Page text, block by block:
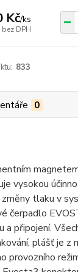
Kč/ks
bez DPH
833
0
vysokou
tlaku v
čerpadlo
připojení.
plášť je z
provozního